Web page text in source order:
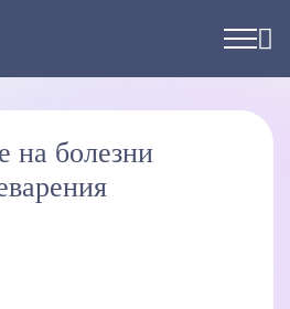
на болезни